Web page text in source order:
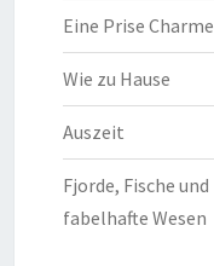
Eine Prise Charme
Wie zu Hause
Auszeit
Fjorde, Fische und
fabelhafte Wesen